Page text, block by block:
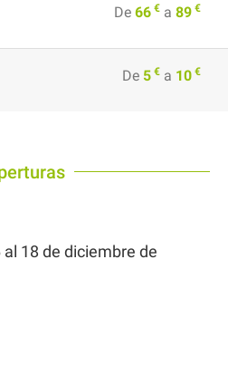
De 66 € a 89 €
De 5 € a 10 €
al 18 de diciembre de